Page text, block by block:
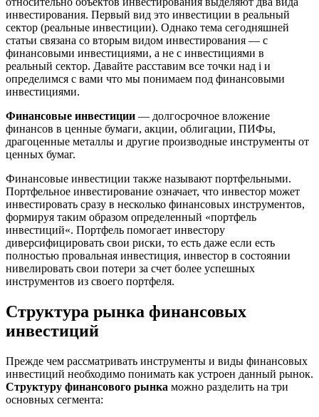
инвестирования. Первый вид это инвестиции в реальный
сектор (реальные инвестиции). Однако тема сегодняшней
статьи связана со вторым видом инвестирования — с
финансовыми инвестициями, а не с инвестициями в
реальный сектор. Давайте расставим все точки над i и
определимся с вами что мы понимаем под финансовыми
инвестициями.
Финансовые инвестиции — долгосрочное вложение
финансов в ценные бумаги, акции, облигации, ПИФы,
драгоценные металлы и другие производные инструменты от
ценных бумаг.
Финансовые инвестиции также называют портфельными.
Портфельное инвестирование означает, что инвестор может
инвестировать сразу в несколько финансовых инструментов,
формируя таким образом определенный «портфель
инвестиций«. Портфель помогает инвестору
диверсифицировать свои риски, то есть даже если есть
полностью провальная инвестиция, инвестор в состоянии
нивелировать свои потери за счет более успешных
инструментов из своего портфеля.
Структура рынка финансовых
инвестиций
Прежде чем рассматривать инструменты и виды финансовых
инвестиций необходимо понимать как устроен данный рынок.
Структуру финансового рынка можно разделить на три
основных сегмента: